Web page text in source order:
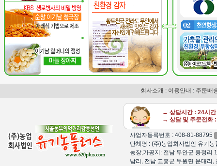
회사소개 : 이용안내 : 주문배
→ 상담시간 : 24시간
→ 상담 및 주문전화
사업자등록번호 : 408-81-88795
단체명 : (주)농업회사법인 유기
농장,가공지: 전남 무안군 용정리
남리, 전남 고흥군 두원면 운대리